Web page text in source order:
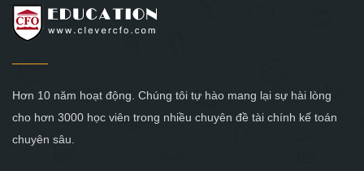
Hơn 10 năm hoạt động. Chúng tôi tự hào mang lại sự hài lòng
cho hơn 3000 học viên trong nhiều chuyên đề tài chính kế toán
chuyên sâu.